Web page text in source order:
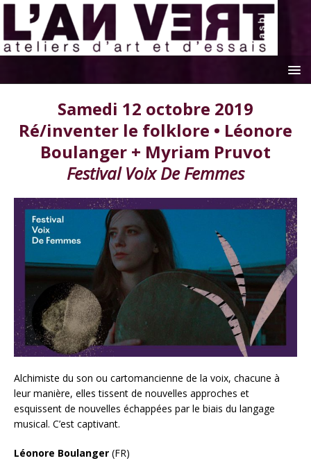
Samedi 12 octobre 2019
Ré/inventer le folklore • Léonore
Boulanger + Myriam Pruvot
Festival Voix De Femmes
Alchimiste du son ou cartomancienne de la voix, chacune à
leur manière, elles tissent de nouvelles approches et
esquissent de nouvelles échappées par le biais du langage
musical. C’est captivant.
Léonore Boulanger (FR)